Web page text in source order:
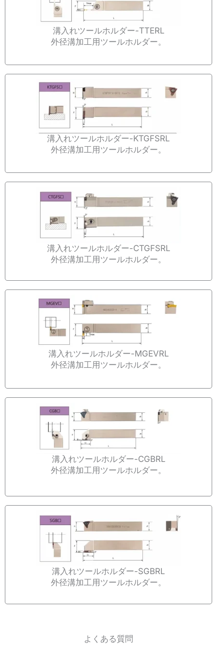
溝入れツールホルダー-TTERL
外径溝加工用ツールホルダー。
溝入れツールホルダー-KTGFSRL
外径溝加工用ツールホルダー。
溝入れツールホルダー-CTGFSRL
外径溝加工用ツールホルダー。
溝入れツールホルダー-MGEVRL
外径溝加工用ツールホルダー。
溝入れツールホルダー-CGBRL
外径溝加工用ツールホルダー。
溝入れツールホルダー-SGBRL
外径溝加工用ツールホルダー。
よくある質問